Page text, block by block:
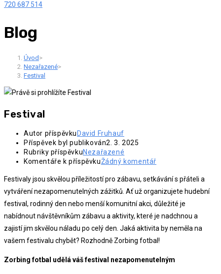
720 687 514
Blog
Úvod >
Nezařazené>
Festival
Festival
Autor příspěvku David Fruhauf
Příspěvek byl publikován2. 3. 2025
Rubriky příspěvkuNezařazené
Komentáře k příspěvkuŽádný komentář
Festivaly jsou skvělou příležitostí pro zábavu, setkávání s přáteli a
vytváření nezapomenutelných zážitků. Ať už organizujete hudební
festival, rodinný den nebo menší komunitní akci, důležité je
nabídnout návštěvníkům zábavu a aktivity, které je nadchnou a
zajistí jim skvělou náladu po celý den. Jaká aktivita by neměla na
vašem festivalu chybět? Rozhodně Zorbing fotbal!
Zorbing fotbal udělá váš festival nezapomenutelným